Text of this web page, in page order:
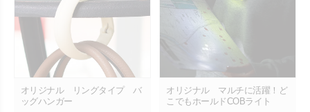
オリジナル リングタイプ バ
ッグハンガー
オリジナル マルチに活躍！ど
こでもホールドCOBライト